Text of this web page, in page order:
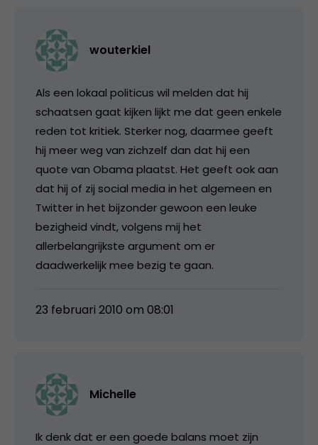
wouterkiel
Als een lokaal politicus wil melden dat hij
schaatsen gaat kijken lijkt me dat geen enkele
reden tot kritiek. Sterker nog, daarmee geeft
hij meer weg van zichzelf dan dat hij een
quote van Obama plaatst. Het geeft ook aan
dat hij of zij social media in het algemeen en
Twitter in het bijzonder gewoon een leuke
bezigheid vindt, volgens mij het
allerbelangrijkste argument om er
daadwerkelijk mee bezig te gaan.
23 februari 2010 om 08:01
Michelle
Ik denk dat er een goede balans moet zijn